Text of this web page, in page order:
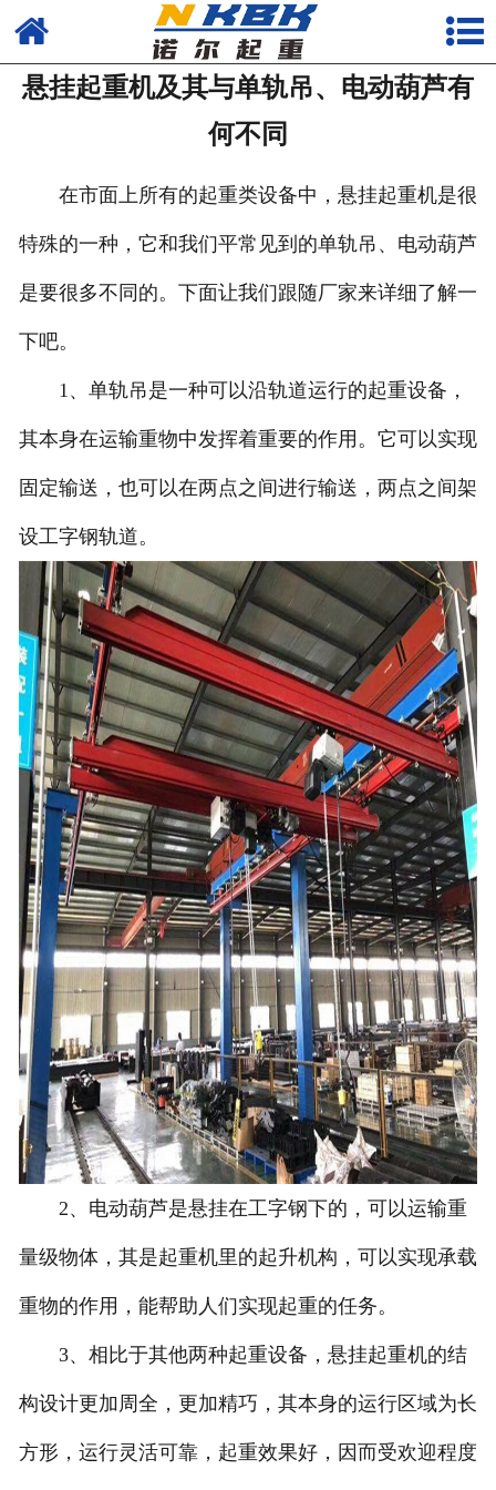
产品
公司
悬挂起重机及其与单轨吊、电动葫芦有
何不同
在市面上所有的起重类设备中，悬挂起重机是很
特殊的一种，它和我们平常见到的单轨吊、电动葫芦
是要很多不同的。下面让我们跟随厂家来详细了解一
下吧。
1、单轨吊是一种可以沿轨道运行的起重设备，
其本身在运输重物中发挥着重要的作用。它可以实现
固定输送，也可以在两点之间进行输送，两点之间架
设工字钢轨道。
2、电动葫芦是悬挂在工字钢下的，可以运输重
量级物体，其是起重机里的起升机构，可以实现承载
重物的作用，能帮助人们实现起重的任务。
3、相比于其他两种起重设备，悬挂起重机的结
构设计更加周全，更加精巧，其本身的运行区域为长
方形，运行灵活可靠，起重效果好，因而受欢迎程度